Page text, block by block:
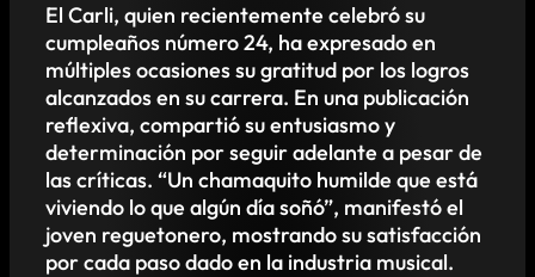
El Carli, quien recientemente celebró su
cumpleaños número 24, ha expresado en
múltiples ocasiones su gratitud por los logros
alcanzados en su carrera. En una publicación
reflexiva, compartió su entusiasmo y
determinación por seguir adelante a pesar de
las críticas. “Un chamaquito humilde que está
viviendo lo que algún día soñó”, manifestó el
joven reguetonero, mostrando su satisfacción
por cada paso dado en la industria musical.